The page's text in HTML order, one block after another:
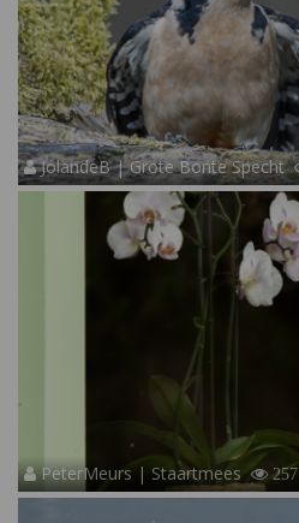
JolandeB | Grote Bonte Specht
PeterMeurs | Staartmees 257